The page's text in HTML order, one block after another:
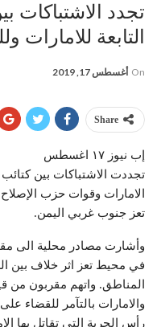
تجدد الاشتباكات
التابعة للامارات
On أغسطس 17, 2019
Share
إب نيوز ١٧ اغسطس
تجددت الاشتباكات بين
الامارات وقوات حزب
تعز جنوب غربي اليمن.
وأشارت مصادر محلية الى
في محيط تعز اثر خلاف بين
المناطق. واتهم مقربون من
والامارات بالتآمر للقضاء
رأس الحربة التي تقاتل بها